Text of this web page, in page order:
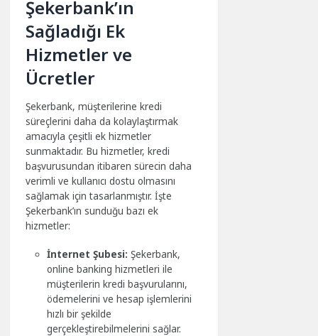
Şekerbank’ın
Sağladığı Ek
Hizmetler ve
Ücretler
Şekerbank, müşterilerine kredi
süreçlerini daha da kolaylaştırmak
amacıyla çeşitli ek hizmetler
sunmaktadır. Bu hizmetler, kredi
başvurusundan itibaren sürecin daha
verimli ve kullanıcı dostu olmasını
sağlamak için tasarlanmıştır. İşte
Şekerbank’ın sunduğu bazı ek
hizmetler:
İnternet Şubesi: Şekerbank,
online banking hizmetleri ile
müşterilerin kredi başvurularını,
ödemelerini ve hesap işlemlerini
hızlı bir şekilde
gerçekleştirebilmelerini sağlar.